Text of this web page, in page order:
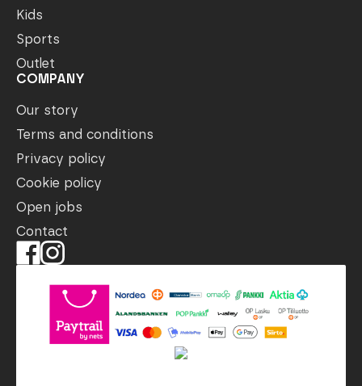
Kids
Sports
Outlet
COMPANY
Our story
Terms and conditions
Privacy policy
Cookie policy
Open jobs
Contact